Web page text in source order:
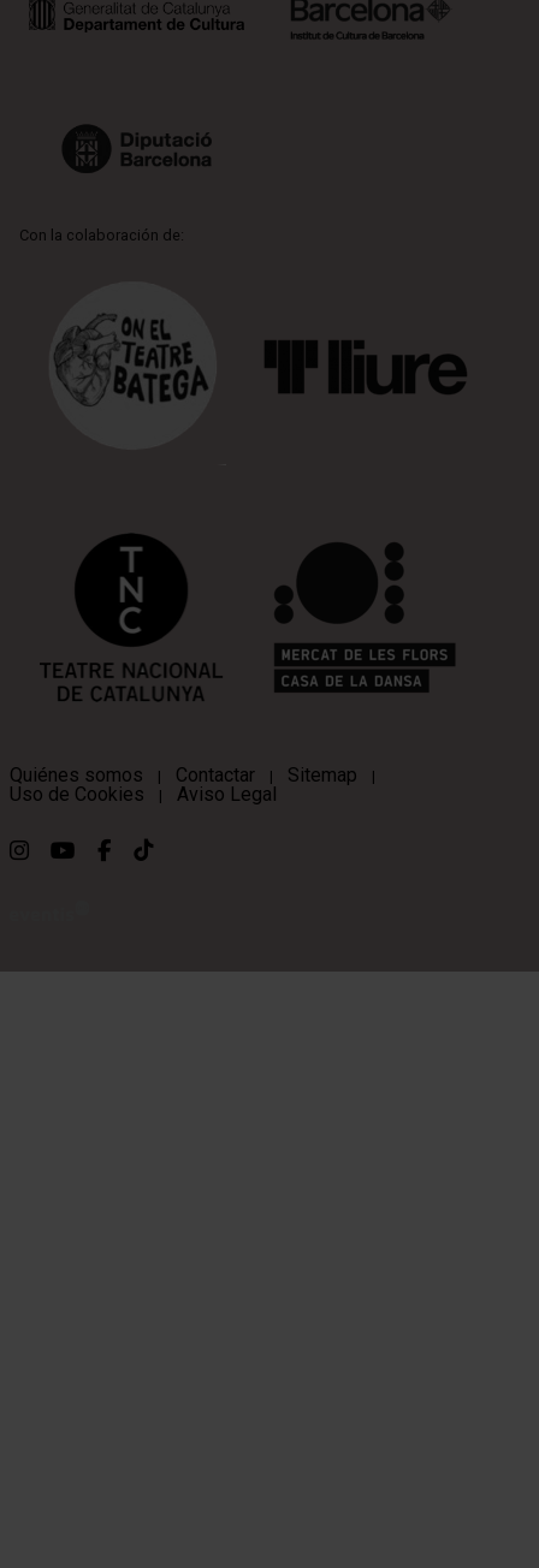
Con la colaboración de:
Quiénes somos | Contactar | Sitemap |
Uso de Cookies | Aviso Legal
Link a instagram
Link a youtube
Link a facebook
Link a ticktok